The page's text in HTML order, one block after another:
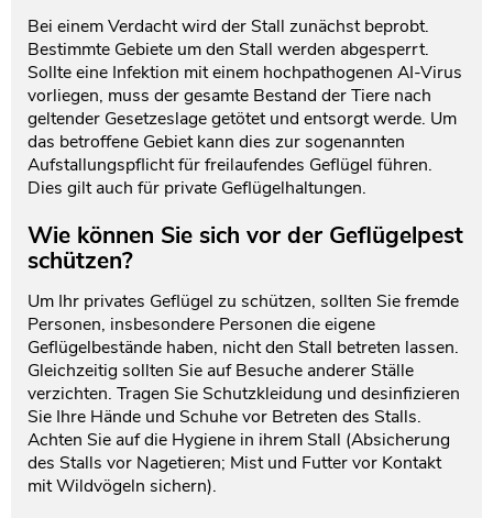
Bei einem Verdacht wird der Stall zunächst beprobt.
Bestimmte Gebiete um den Stall werden abgesperrt.
Sollte eine Infektion mit einem hochpathogenen AI-Virus
vorliegen, muss der gesamte Bestand der Tiere nach
geltender Gesetzeslage getötet und entsorgt werde. Um
das betroffene Gebiet kann dies zur sogenannten
Aufstallungspflicht für freilaufendes Geflügel führen.
Dies gilt auch für private Geflügelhaltungen.
Wie können Sie sich vor der Geflügelpest
schützen?
Um Ihr privates Geflügel zu schützen, sollten Sie fremde
Personen, insbesondere Personen die eigene
Geflügelbestände haben, nicht den Stall betreten lassen.
Gleichzeitig sollten Sie auf Besuche anderer Ställe
verzichten. Tragen Sie Schutzkleidung und desinfizieren
Sie Ihre Hände und Schuhe vor Betreten des Stalls.
Achten Sie auf die Hygiene in ihrem Stall (Absicherung
des Stalls vor Nagetieren; Mist und Futter vor Kontakt
mit Wildvögeln sichern).